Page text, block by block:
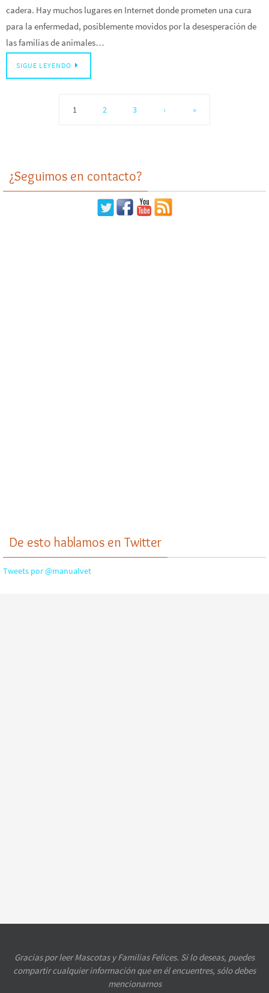
cadera. Hay muchos lugares en Internet donde prometen una cura
para la enfermedad, posiblemente movidos por la desesperación de
las familias de animales…
SIGUE LEYENDO
1 2 3 › »
¿Seguimos en contacto?
De esto hablamos en Twitter
Tweets por @manualvet
Gracias por leer Mascotas y Familias Felices. Si lo deseas, puedes
compartir cualquier información que en él encuentres, sólo debes
mencionarnos